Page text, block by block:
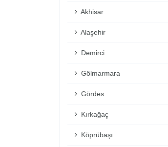
Akhisar
Alaşehir
Demirci
Gölmarmara
Gördes
Kırkağaç
Köprübaşı